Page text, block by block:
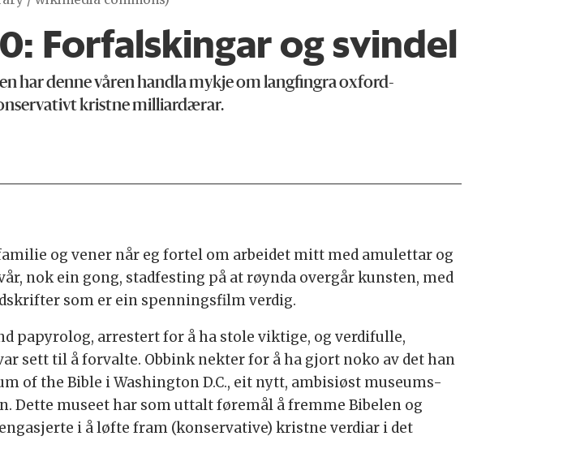
Forfalskingar og svindel
har denne våren handla mykje om langfingra oxford-
kristne milliardærar.
og vener når eg fortel om arbeidet mitt med amulettar og
nok ein gong, stadfesting på at røynda overgår kunsten, med
som er ein spenningsfilm verdig.
papyrolog, arrestert for å ha stole viktige, og verdifulle,
sett til å forvalte. Obbink nekter for å ha gjort noko av det han
of the Bible i Washington D.C., eit nytt, ambisiøst museums-
museet har som uttalt føremål å fremme Bibelen og
i å løfte fram (konservative) kristne verdiar i det